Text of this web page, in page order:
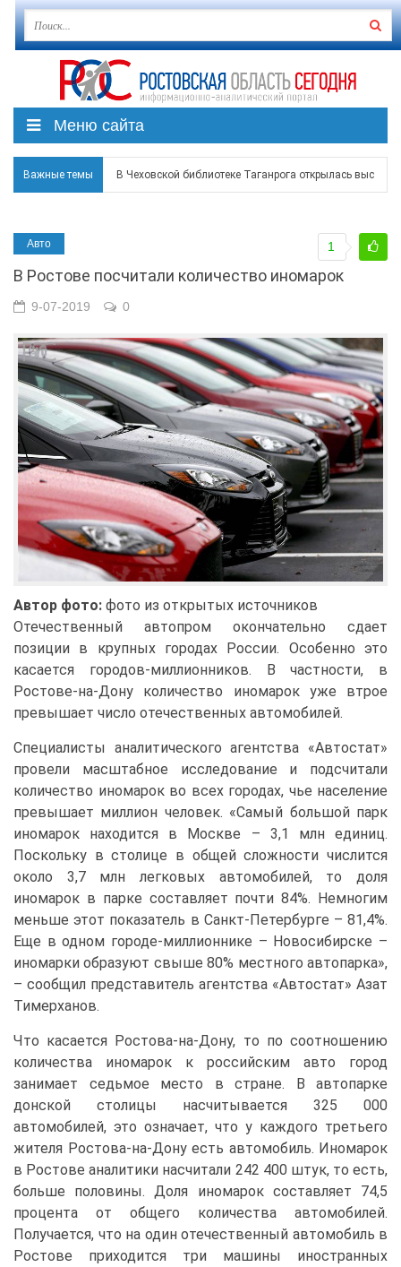
Меню сайта
Важные темы В Чеховской библиотеке Таганрога открылась
Среди детей, ставших жертвами вражеской атаки в
Застройщики: градостроительная политика на Дону
Авто
В Ростове посчитали количество иномарок
1
9-07-2019 0
Автор фото: фото из открытых источников
Отечественный автопром окончательно сдает
позиции в крупных городах России. Особенно это
касается городов-миллионников. В частности, в
Ростове-на-Дону количество иномарок уже втрое
превышает число отечественных автомобилей.
Специалисты аналитического агентства «Автостат»
провели масштабное исследование и подсчитали
количество иномарок во всех городах, чье население
превышает миллион человек. «Самый большой парк
иномарок находится в Москве – 3,1 млн единиц.
Поскольку в столице в общей сложности числится
около 3,7 млн легковых автомобилей, то доля
иномарок в парке составляет почти 84%. Немногим
меньше этот показатель в Санкт-Петербурге – 81,4%.
Еще в одном городе-миллионнике – Новосибирске –
иномарки образуют свыше 80% местного автопарка»,
– сообщил представитель агентства «Автостат» Азат
Тимерханов.
Что касается Ростова-на-Дону, то по соотношению
количества иномарок к российским авто город
занимает седьмое место в стране. В автопарке
донской столицы насчитывается 325 000
автомобилей, это означает, что у каждого третьего
жителя Ростова-на-Дону есть автомобиль. Иномарок
в Ростове аналитики насчитали 242 400 штук, то есть,
больше половины. Доля иномарок составляет 74,5
процента от общего количества автомобилей.
Получается, что на один отечественный автомобиль в
Ростове приходится три машины иностранных